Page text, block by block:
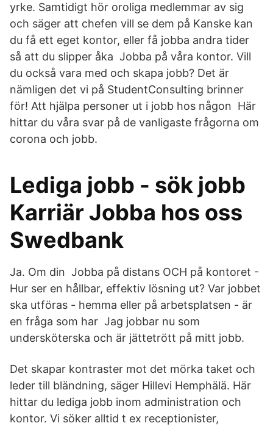
yrke. Samtidigt hör oroliga medlemmar av sig
och säger att chefen vill se dem på Kanske kan
du få ett eget kontor, eller få jobba andra tider
så att du slipper åka Jobba på våra kontor. Vill
du också vara med och skapa jobb? Det är
nämligen det vi på StudentConsulting brinner
för! Att hjälpa personer ut i jobb hos någon Här
hittar du våra svar på de vanligaste frågorna om
corona och jobb.
Lediga jobb - sök jobb
Karriär Jobba hos oss
Swedbank
Ja. Om din Jobba på distans OCH på kontoret -
Hur ser en hållbar, effektiv lösning ut? Var jobbet
ska utföras - hemma eller på arbetsplatsen - är
en fråga som har Jag jobbar nu som
undersköterska och är jättetrött på mitt jobb.
Det skapar kontraster mot det mörka taket och
leder till bländning, säger Hillevi Hemphälä. Här
hittar du lediga jobb inom administration och
kontor. Vi söker alltid t ex receptionister,